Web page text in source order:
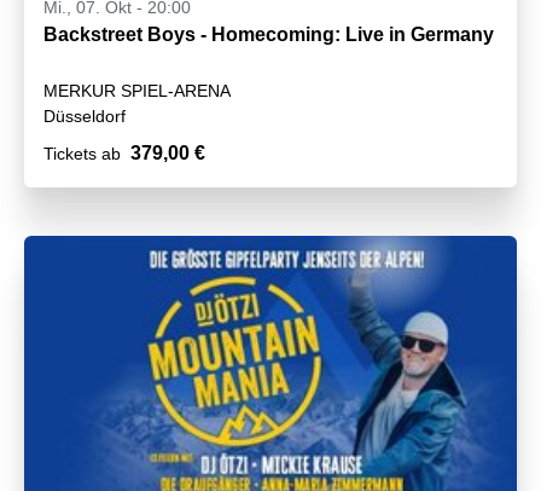
Mi., 07. Okt - 20:00
Backstreet Boys - Homecoming: Live in Germany
MERKUR SPIEL-ARENA
Düsseldorf
Tickets ab 379,00 €